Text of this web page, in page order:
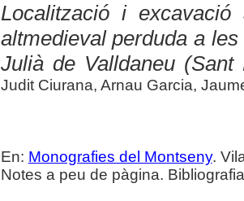
Localització i excavació
altmedieval perduda a
Julià de Valldaneu
Judit Ciurana, Arnau Garcia,
En: Monografies del Montseny.
Notes a peu de pàgina.